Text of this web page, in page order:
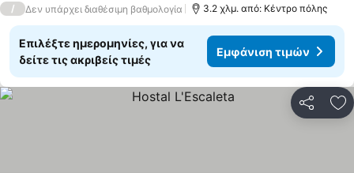
/ Δεν υπάρχει διαθέσιμη βαθμολογία 3.2 χλμ. από: Κέντρο πόλης
Επιλέξτε ημερομηνίες, για να
δείτε τις ακριβείς τιμές
Εμφάνιση τιμών